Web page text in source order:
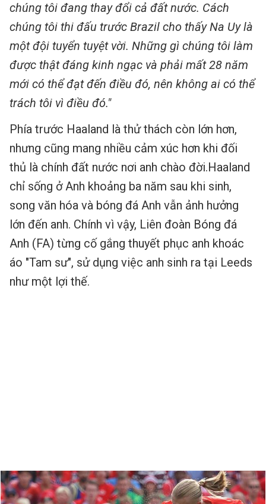
chúng tôi đang thay đổi cả đất nước. Cách
chúng tôi thi đấu trước Brazil cho thấy Na Uy là
một đội tuyển tuyệt vời. Những gì chúng tôi làm
được thật đáng kinh ngạc và phải mất 28 năm
mới có thể đạt đến điều đó, nên không ai có thể
trách tôi vì điều đó."
Phía trước Haaland là thử thách còn lớn hơn,
nhưng cũng mang nhiều cảm xúc hơn khi đối
thủ là chính đất nước nơi anh chào đời.Haaland
chỉ sống ở Anh khoảng ba năm sau khi sinh,
song văn hóa và bóng đá Anh vẫn ảnh hưởng
lớn đến anh. Chính vì vậy, Liên đoàn Bóng đá
Anh (FA) từng cố gắng thuyết phục anh khoác
áo "Tam sư", sử dụng việc anh sinh ra tại Leeds
như một lợi thế.